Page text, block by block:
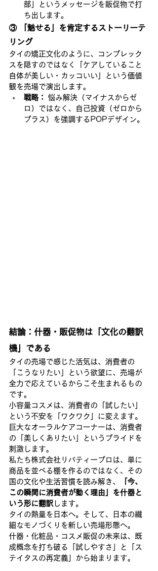
部」というメッセージを販促物で打
ち出します。
③ 「魅せる」を肯定するストーリーテ
リング
タイの矯正文化のように、コンプレック
スを隠すのではなく「ケアしていること
自体が美しい・カッコいい」という価値
観を売場で演出します。
戦略： 悩み解決（マイナスからゼ
ロ）ではなく、自己投資（ゼロから
プラス）を強調するPOPデザイン。
結論：什器・販促物は「文化の翻訳
機」である
タイの売場で感じた活気は、消費者の
「こうなりたい」という欲望に、売場が
全力で応えているからこそ生まれるもの
です。
小容量コスメは、消費者の「試したい」
という不安を「ワクワク」に変えます。
巨大なオーラルケアコーナーは、消費者
の「美しくありたい」というプライドを
刺激します。
私たち株式会社リバティープロは、単に
商品を並べる棚を作るのではなく、その
国の文化や生活習慣を読み解き、
「今、
この瞬間に消費者が動く理由」を什器と
いう形に翻訳 します。
タイの熱量を日本へ。そして、日本の繊
細なモノづくりを新しい売場形態へ。
什器・化粧品・コスメ販促の未来は、既
成概念を打ち破る「試しやすさ」と「ス
テイタスの再定義」から始まります。